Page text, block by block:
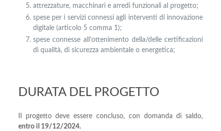
attrezzature, macchinari e arredi funzionali al progetto;
spese per i servizi connessi agli interventi di innovazione
digitale (articolo 5 comma 1);
spese connesse all’ottenimento della/delle certificazioni
di qualità, di sicurezza ambientale o energetica;
DURATA DEL PROGETTO
Il progetto deve essere concluso, con domanda di saldo,
entro il 19/12/2024.